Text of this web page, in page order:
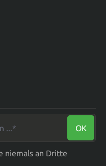
OK
niemals an Dritte